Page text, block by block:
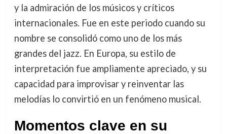
y la admiración de los músicos y críticos
internacionales. Fue en este periodo cuando su
nombre se consolidó como uno de los más
grandes del jazz. En Europa, su estilo de
interpretación fue ampliamente apreciado, y su
capacidad para improvisar y reinventar las
melodías lo convirtió en un fenómeno musical.
Momentos clave en su